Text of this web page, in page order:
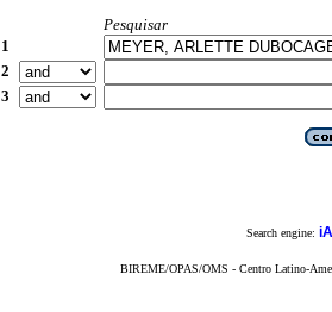
Pesquisar
1
2
3
Search engine:
BIREME/OPAS/OMS - Centro Latino-